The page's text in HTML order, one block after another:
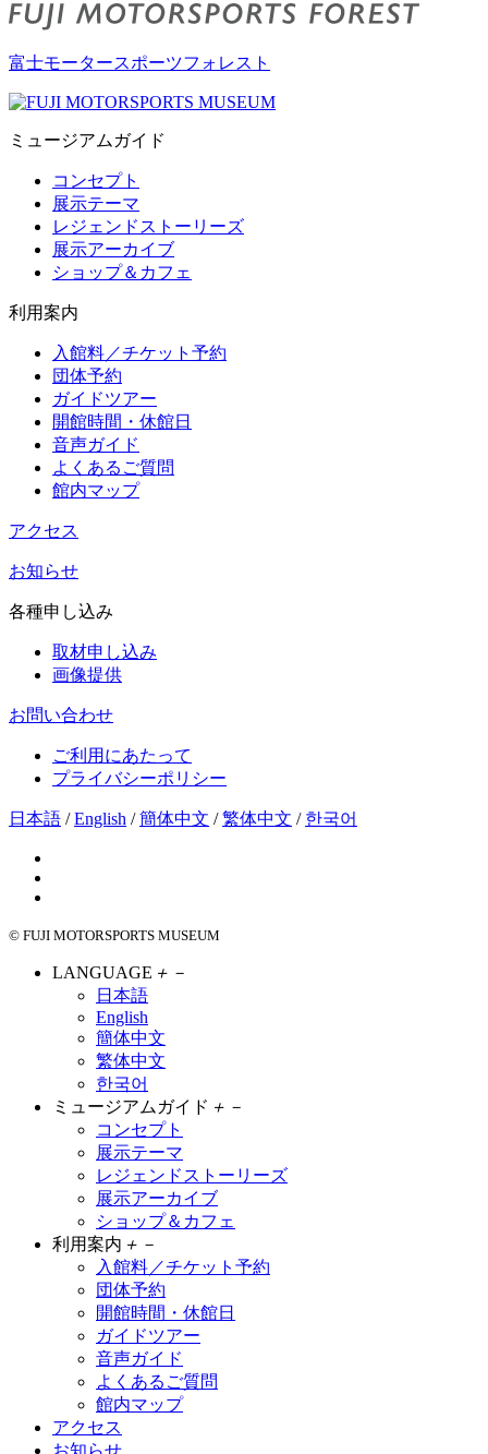
富士モータースポーツフォレスト
ミュージアムガイド
コンセプト
展示テーマ
レジェンドストーリーズ
展示アーカイブ
ショップ＆カフェ
利用案内
入館料／チケット予約
団体予約
ガイドツアー
開館時間・休館日
音声ガイド
よくあるご質問
館内マップ
アクセス
お知らせ
各種申し込み
取材申し込み
画像提供
お問い合わせ
ご利用にあたって
プライバシーポリシー
日本語 /English /簡体中文 /繁体中文 / 한국어
© FUJI MOTORSPORTS MUSEUM
LANGUAGE ＋ －
日本語
English
簡体中文
繁体中文
한국어
ミュージアムガイド ＋ －
コンセプト
展示テーマ
レジェンドストーリーズ
展示アーカイブ
ショップ＆カフェ
利用案内 ＋ －
入館料／チケット予約
団体予約
開館時間・休館日
ガイドツアー
音声ガイド
よくあるご質問
館内マップ
アクセス